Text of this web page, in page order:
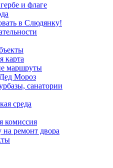
и флаге
в Слюдянку!
карта
маршруты
Мороз
санатории
среда
комиссия
на ремонт двора